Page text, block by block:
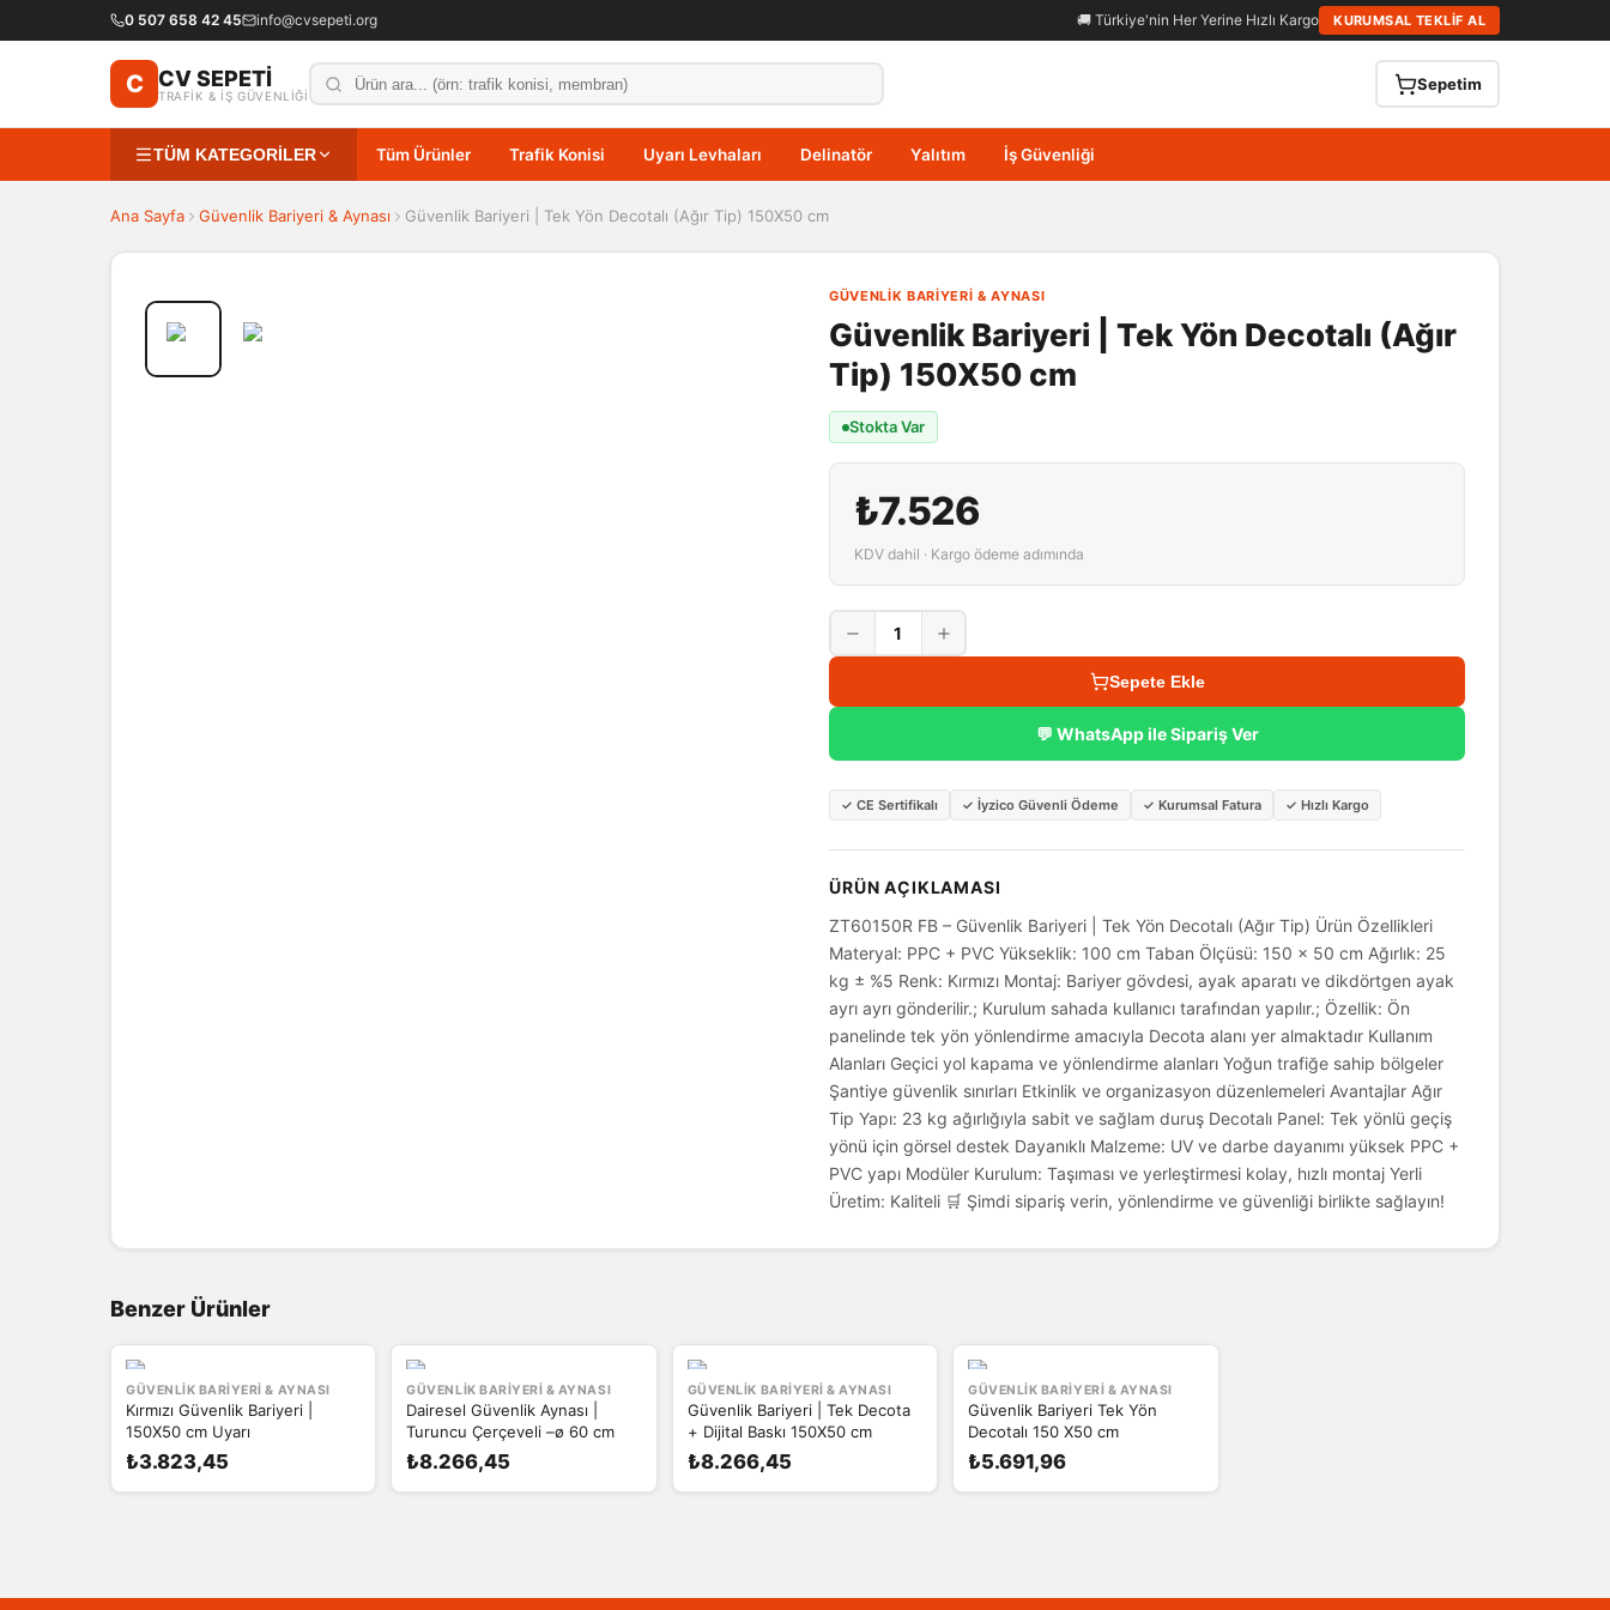
0 507 658 42 45 info@cvsepeti.org 🚚 Türkiye'nin Her Yerine Hızlı Kargo KURUMSAL TEKLİF AL
C CV SEPETİ
TRAFİK & İŞ GÜVENLİĞİ
Sepetim
TÜM KATEGORİLER Tüm Ürünler Trafik Konisi Uyarı Levhaları Delinatör Yalıtım İş Güvenliği
Ana Sayfa Güvenlik Bariyeri & Aynası Güvenlik Bariyeri | Tek Yön Decotalı (Ağır Tip) 150X50 cm
GÜVENLIK BARIYERI & AYNASI
Güvenlik Bariyeri | Tek Yön Decotalı (Ağır
Tip) 150X50 cm
Stokta Var
₺7.526
KDV dahil · Kargo ödeme adımında
1
Sepete Ekle
💬 WhatsApp ile Sipariş Ver
✓ CE Sertifikalı ✓ İyzico Güvenli Ödeme ✓ Kurumsal Fatura ✓ Hızlı Kargo
ÜRÜN AÇIKLAMASI
ZT60150R FB – Güvenlik Bariyeri | Tek Yön Decotalı (Ağır Tip) Ürün Özellikleri
Materyal: PPC + PVC Yükseklik: 100 cm Taban Ölçüsü: 150 × 50 cm Ağırlık: 25
kg ± %5 Renk: Kırmızı Montaj: Bariyer gövdesi, ayak aparatı ve dikdörtgen ayak
ayrı ayrı gönderilir.; Kurulum sahada kullanıcı tarafından yapılır.; Özellik: Ön
panelinde tek yön yönlendirme amacıyla Decota alanı yer almaktadır Kullanım
Alanları Geçici yol kapama ve yönlendirme alanları Yoğun trafiğe sahip bölgeler
Şantiye güvenlik sınırları Etkinlik ve organizasyon düzenlemeleri Avantajlar Ağır
Tip Yapı: 23 kg ağırlığıyla sabit ve sağlam duruş Decotalı Panel: Tek yönlü geçiş
yönü için görsel destek Dayanıklı Malzeme: UV ve darbe dayanımı yüksek PPC +
PVC yapı Modüler Kurulum: Taşıması ve yerleştirmesi kolay, hızlı montaj Yerli
Üretim: Kaliteli 🛒 Şimdi sipariş verin, yönlendirme ve güvenliği birlikte sağlayın!
Benzer Ürünler
GÜVENLIK BARIYERI & AYNASI
Kırmızı Güvenlik Bariyeri |
150X50 cm Uyarı
₺3.823,45
GÜVENLIK BARIYERI & AYNASI
Dairesel Güvenlik Aynası |
Turuncu Çerçeveli –ø 60 cm
₺8.266,45
GÜVENLIK BARIYERI & AYNASI
Güvenlik Bariyeri | Tek Decota
+ Dijital Baskı 150X50 cm
₺8.266,45
GÜVENLIK BARIYERI & AYNASI
Güvenlik Bariyeri Tek Yön
Decotalı 150 X50 cm
₺5.691,96